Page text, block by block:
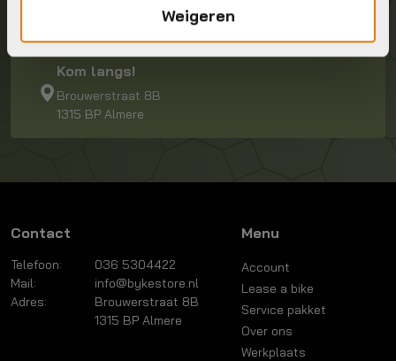
Weigeren
Kom langs!
Brouwerstraat 8B
1315 BP Almere
Contact
Telefoon:
036 5304422
Mail:
info@bykestore.nl
Adres:
Brouwerstraat 8B
1315 BP Almere
Menu
Account
Lease a bike
Service pakket
Over ons
Werkplaats